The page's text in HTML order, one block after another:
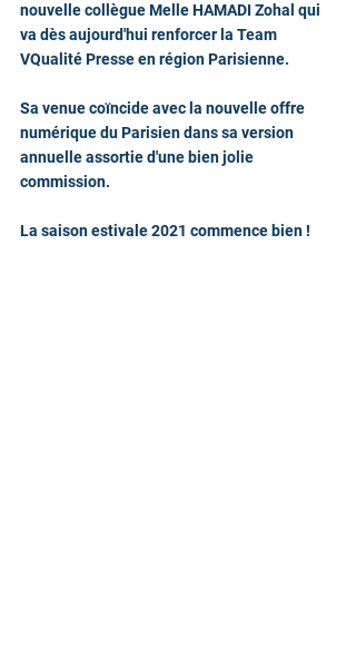
nouvelle collègue Melle HAMADI Zohal qui
va dès aujourd'hui renforcer la Team
VQualité Presse en région Parisienne.
Sa venue coïncide avec la nouvelle offre
numérique du Parisien dans sa version
annuelle assortie d'une bien jolie
commission.
La saison estivale 2021 commence bien !